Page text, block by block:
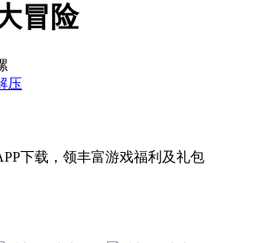
冒险
压
下载 ，领丰富游戏福利 及礼包